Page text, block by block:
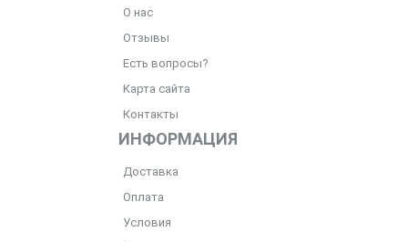
О нас
Отзывы
Есть вопросы?
Карта сайта
Контакты
ИНФОРМАЦИЯ
Доставка
Оплата
Условия